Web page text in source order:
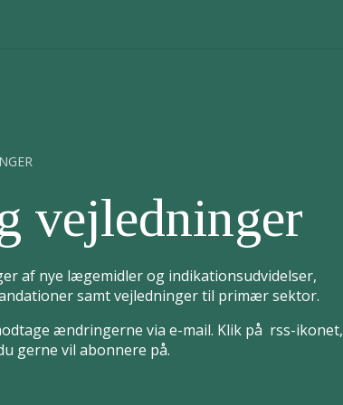
vejledninger
af nye lægemidler og indikationsudvidelser,
samt vejledninger til primær sektor.
ændringerne via e-mail. Klik på rss-ikonet,
gerne vil abonnere på.